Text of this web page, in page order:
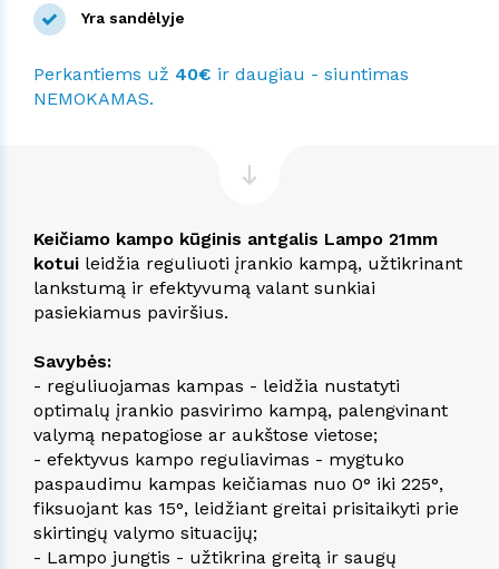
Yra sandėlyje
Perkantiems už 40€ ir daugiau - siuntimas
NEMOKAMAS.
Keičiamo kampo kūginis antgalis Lampo 21mm
kotui leidžia reguliuoti įrankio kampą, užtikrinant
lankstumą ir efektyvumą valant sunkiai
pasiekiamus paviršius.
Savybės:
- reguliuojamas kampas - leidžia nustatyti
optimalų įrankio pasvirimo kampą, palengvinant
valymą nepatogiose ar aukštose vietose;
- efektyvus kampo reguliavimas - mygtuko
paspaudimu kampas keičiamas nuo 0° iki 225°,
fiksuojant kas 15°, leidžiant greitai prisitaikyti prie
skirtingų valymo situacijų;
- Lampo jungtis - užtikrina greitą ir saugų